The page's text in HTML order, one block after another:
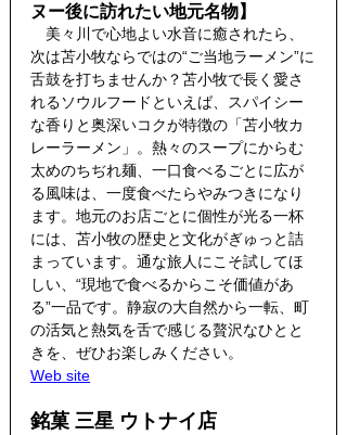
ヌー後に訪れたい地元名物】
美々川で心地よい水音に癒されたら、
次は苫小牧ならではの“ご当地ラーメン”に
舌鼓を打ちませんか？苫小牧で長く愛さ
れるソウルフードといえば、スパイシー
な香りと奥深いコクが特徴の「苫小牧カ
レーラーメン」。熱々のスープにからむ
太めのちぢれ麺、一口食べるごとに広が
る風味は、一度食べたらやみつきになり
ます。地元のお店ごとに個性が光る一杯
には、苫小牧の歴史と文化がぎゅっと詰
まっています。通な旅人にこそ試してほ
しい、“現地で食べるからこそ価値があ
る”一品です。静寂の大自然から一転、町
の活気と熱気を舌で感じる贅沢なひとと
きを、ぜひお楽しみください。
Web site
銘菓 三星 ウトナイ店